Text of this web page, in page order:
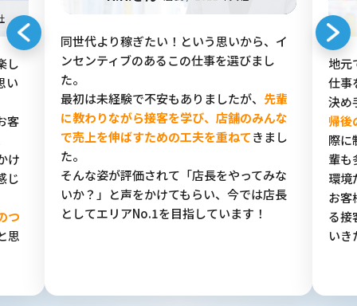
し
い
客
け
じ
つ
思
同世代より稼ぎたい！という思いから、イ
ンセンティブのあるこの仕事を選びまし
た。
最初は未経験で不安もありましたが、 先輩
に教わりながら接客を学び、店舗のみんな
で売上を伸ばすための工夫を重ねてきまし
た。
そんな姿が評価されて「店長をやってみな
いか？」と声をかけてもらい、今では店長
としてエリアNo.1を目指しています！
地元
仕事
決め
帰後
際に
輩も
環境
お客
る接
いき